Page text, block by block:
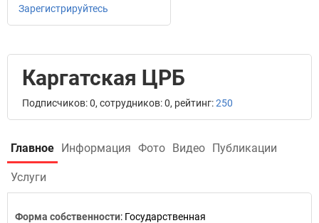
Зарегистрируйтесь
Каргатская ЦРБ
Подписчиков: 0, сотрудников: 0, рейтинг:250
Главное Информация Фото Видео Публикации
Услуги
Форма собственности: Государственная